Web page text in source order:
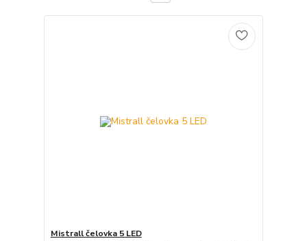
Mistrall čelovka 5 LED